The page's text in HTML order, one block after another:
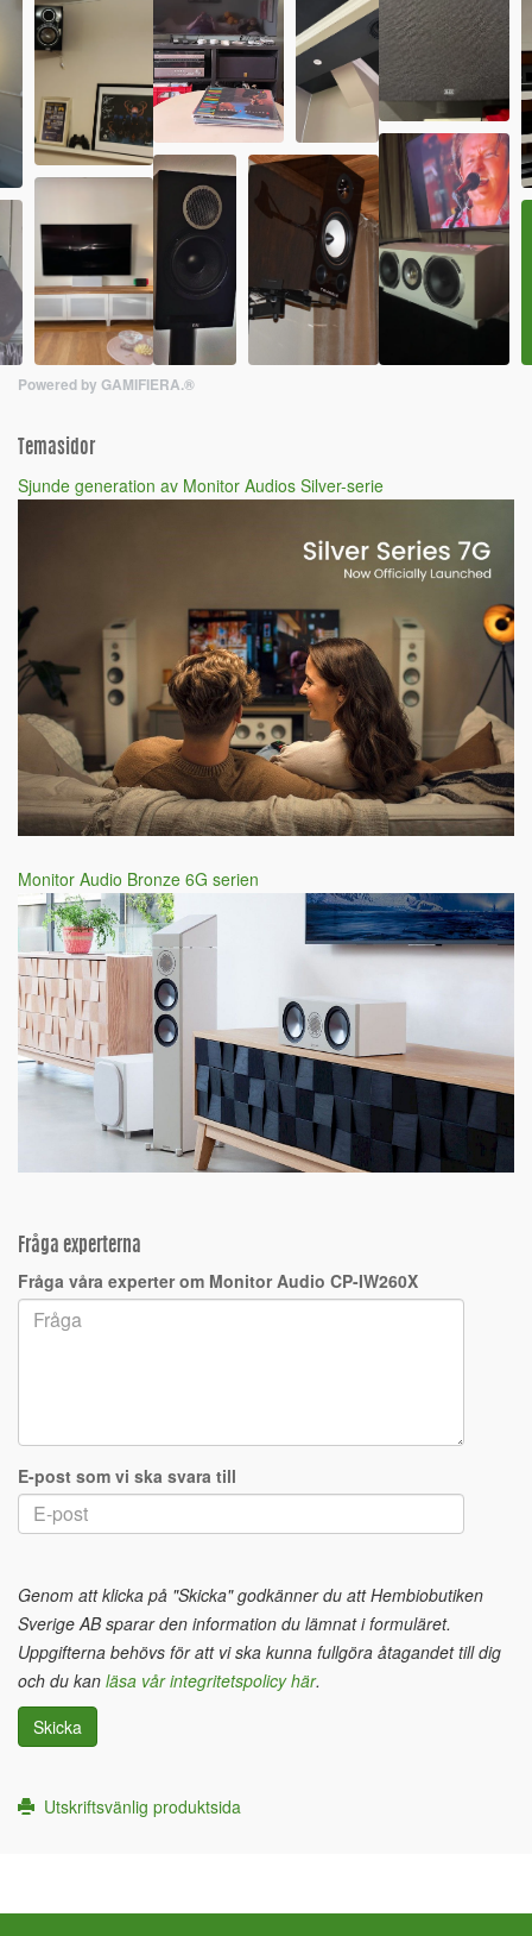
Powered by GAMIFIERA.®
Temasidor
Sjunde generation av Monitor Audios Silver-serie
Monitor Audio Bronze 6G serien
Fråga experterna
Fråga våra experter om Monitor Audio CP-IW260X
E-post som vi ska svara till
Genom att klicka på "Skicka" godkänner du att Hembiobutiken
Sverige AB sparar den information du lämnat i formuläret.
Uppgifterna behövs för att vi ska kunna fullgöra åtagandet till dig
och du kan läsa vår integritetspolicy här.
Skicka
Utskriftsvänlig produktsida